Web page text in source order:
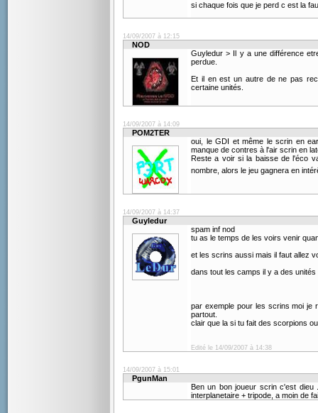
si chaque fois que je perd c est la
14/09/2007 à 12:15
NOD
Guyledur > Il y a une différence
perdue.
Et il en est un autre de ne pas
certaine unités.
14/09/2007 à 14:09
POM2TER
oui, le GDI et même le scrin en
manque de contres à l'air scrin en
Reste a voir si la baisse de l'éco
nombre, alors le jeu gagnera en
14/09/2007 à 14:37
Guyledur
spam inf nod
tu as le temps de les voirs venir
et les scrins aussi mais il faut allez
dans tout les camps il y a des
par exemple pour les scrins moi je
partout.
clair que la si tu fait des scorpions
Edité le 14/09/2007 à 14:38
14/09/2007 à 15:01
PgunMan
Ben un bon joueur scrin c'est
interplanetaire + tripode, a moin de